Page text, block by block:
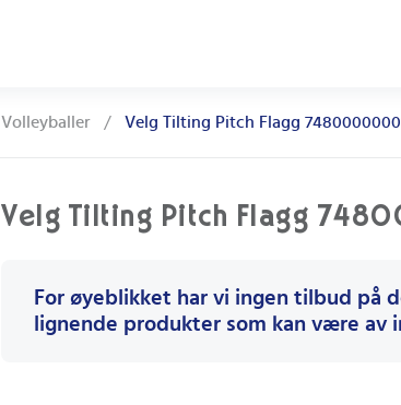
Volleyballer / Velg Tilting Pitch Flagg 7480000000
Velg Tilting Pitch Flagg
For øyeblikket har vi ingen tilbud
lignende produkter som kan være av